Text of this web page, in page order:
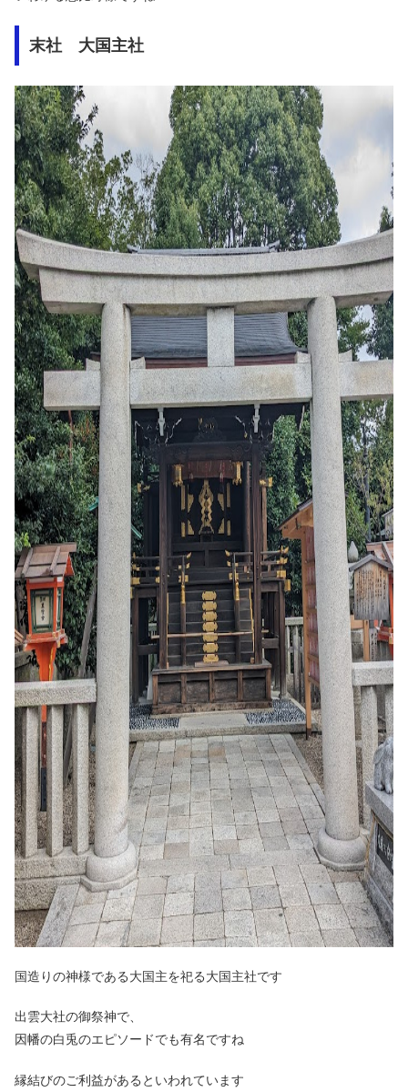
末社 大国主社
国造りの神様である大国主を祀る大国主社です
出雲大社の御祭神で、
因幡の白兎のエピソードでも有名ですね
縁結びのご利益があるといわれています